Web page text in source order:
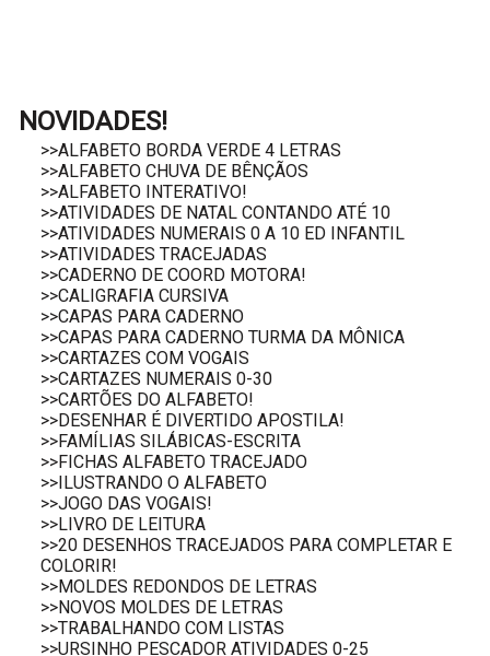
NOVIDADES!
>>ALFABETO BORDA VERDE 4 LETRAS
>>ALFABETO CHUVA DE BÊNÇÃOS
>>ALFABETO INTERATIVO!
>>ATIVIDADES DE NATAL CONTANDO ATÉ 10
>>ATIVIDADES NUMERAIS 0 A 10 ED INFANTIL
>>ATIVIDADES TRACEJADAS
>>CADERNO DE COORD MOTORA!
>>CALIGRAFIA CURSIVA
>>CAPAS PARA CADERNO
>>CAPAS PARA CADERNO TURMA DA MÔNICA
>>CARTAZES COM VOGAIS
>>CARTAZES NUMERAIS 0-30
>>CARTÕES DO ALFABETO!
>>DESENHAR É DIVERTIDO APOSTILA!
>>FAMÍLIAS SILÁBICAS-ESCRITA
>>FICHAS ALFABETO TRACEJADO
>>ILUSTRANDO O ALFABETO
>>JOGO DAS VOGAIS!
>>LIVRO DE LEITURA
>>20 DESENHOS TRACEJADOS PARA COMPLETAR E
COLORIR!
>>MOLDES REDONDOS DE LETRAS
>>NOVOS MOLDES DE LETRAS
>>TRABALHANDO COM LISTAS
>>URSINHO PESCADOR ATIVIDADES 0-25